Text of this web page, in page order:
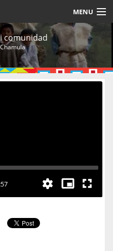
MENU
Sesión
comunidad